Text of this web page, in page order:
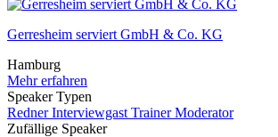
Gerresheim serviert GmbH & Co. KG
Hamburg
Mehr erfahren
Speaker Typen
RednerInterviewgast TrainerModerator
Zufällige Speaker